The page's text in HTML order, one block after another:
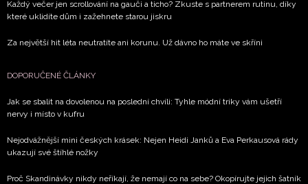
Každý večer jen scrollování na gauči a ticho? Zkuste s partnerem rutinu, díky
které uklidíte dům i zažehnete starou jiskru
Za největší hit léta neutratíte ani korunu. Už dávno ho máte ve skříni
DOPORUČENÉ ČLÁNKY
Jak se sbalit na dovolenou na poslední chvíli: Tyhle módní triky vám ušetří
nervy i místo v kufru
Nejodvážnější mini českých krásek: Nejen Heidi Janků a Eva Perkausová rády
ukazují své štíhlé nožky
Proč Skandinávky nikdy neříkají, že nemají co na sebe? Okopírujte jejich šatník